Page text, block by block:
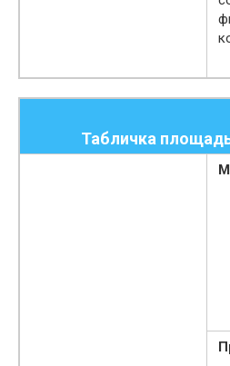
Табличка